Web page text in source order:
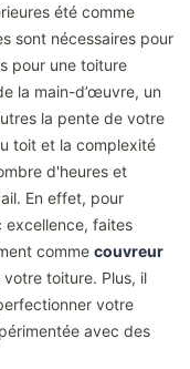
été comme
sont nécessaires pour
pour une toiture
la main-d’œuvre, un
la pente de votre
toit et la complexité
d'heures et
En effet, pour
excellence, faites
comme couvreur
toiture. Plus, il
votre
avec des